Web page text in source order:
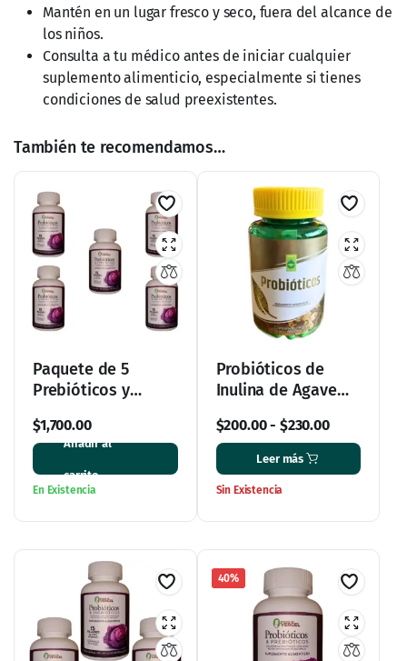
Mantén en un lugar fresco y seco, fuera del alcance de
los niños.
Consulta a tu médico antes de iniciar cualquier
suplemento alimenticio, especialmente si tienes
condiciones de salud preexistentes.
También te recomendamos…
Paquete de 5
Prebióticos y
Origen Vegetal
Refugio del Vergel
$1,700.00
Añadir al
carrito
En Existencia
Probióticos de
Inulina de Agave
Cápsulas
$200.00- $230.00
Leer más
Sin Existencia
40%